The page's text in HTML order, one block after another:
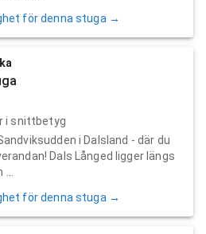
för denna stuga →
i snittbetyg
i Dalsland - där du
Dals Långed ligger längs
för denna stuga →